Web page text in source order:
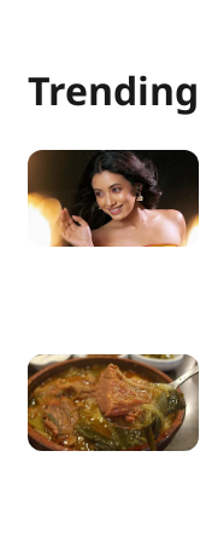
Trending